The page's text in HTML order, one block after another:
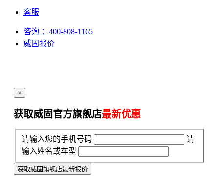
客服
咨询 ：400-808-1165
威固报价
×
获取威固官方旗舰店最新优惠
请输入您的手机号码
请
输入姓名或车型
获取威固旗舰店最新报价